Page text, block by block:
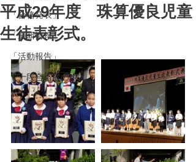
「合格発表」
「最新情報」
「活動報告」
「十段合格者の声」
平成29年度 珠算優良児童
生徒表彰式。